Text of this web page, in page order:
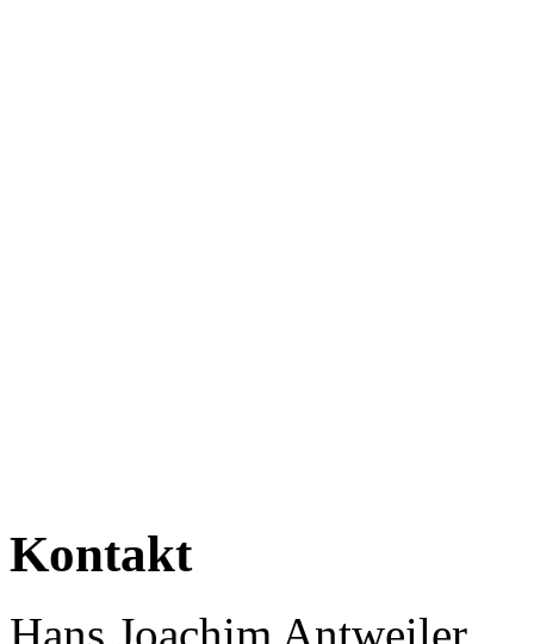
Kontakt
Hans Joachim Antweiler